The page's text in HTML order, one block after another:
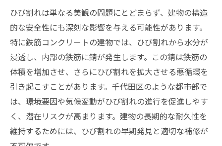
ひび割れは単なる美観の問題にとどまらず、建物の構造
的な安全性にも深刻な影響を与える可能性があります。
特に鉄筋コンクリートの建物では、ひび割れから水分が
浸透し、内部の鉄筋に錆が発生します。この錆は鉄筋の
体積を増加させ、さらにひび割れを拡大させる悪循環を
引き起こすことがあります。千代田区のような都市部で
は、環境要因や気候変動がひび割れの進行を促進しやす
く、潜在リスクが高まります。建物の長期的な耐久性を
維持するためには、ひび割れの早期発見と適切な補修が